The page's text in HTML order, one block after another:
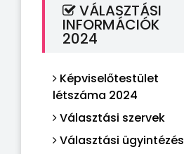
VÁLASZTÁSI
INFORMÁCIÓK
2024
Képviselőtestület
létszáma 2024
Választási szervek
Választási ügyintézés